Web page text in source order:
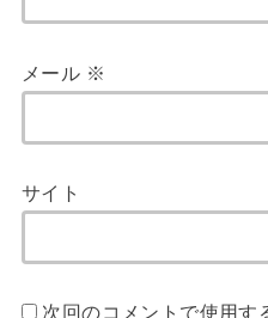
メール ※
サイト
次回のコメントで使用す